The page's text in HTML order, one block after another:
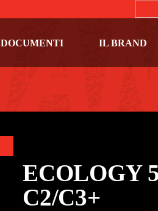
DOCUMENTI IL BRAND
ECOLOGY
C2/C3+